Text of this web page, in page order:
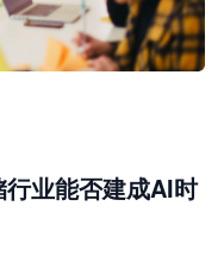
业能否建成AI时